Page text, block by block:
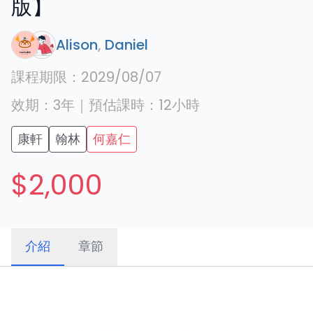
版】
Alison, Daniel
課程期限： 2029/08/07
效期： 3年 ｜ 預估課時： 12小時
康軒 翰林 何嘉仁
$2,000
介紹 章節